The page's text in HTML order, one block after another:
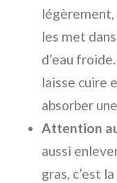
légèrement,
les met
d’eau
laisse cuire
absorber
Attention
aussi
gras, c’est